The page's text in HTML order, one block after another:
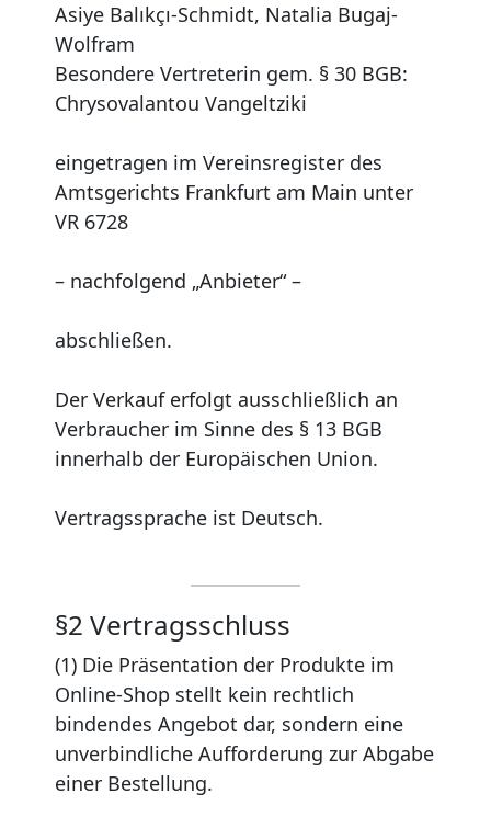
Asiye Balıkçı-Schmidt, Natalia Bugaj-
Wolfram
Besondere Vertreterin gem. § 30 BGB:
Chrysovalantou Vangeltziki
eingetragen im Vereinsregister des
Amtsgerichts Frankfurt am Main unter
VR 6728
– nachfolgend „Anbieter“ –
abschließen.
Der Verkauf erfolgt ausschließlich an
Verbraucher im Sinne des § 13 BGB
innerhalb der Europäischen Union.
Vertragssprache ist Deutsch.
§2 Vertragsschluss
(1) Die Präsentation der Produkte im
Online-Shop stellt kein rechtlich
bindendes Angebot dar, sondern eine
unverbindliche Aufforderung zur Abgabe
einer Bestellung.